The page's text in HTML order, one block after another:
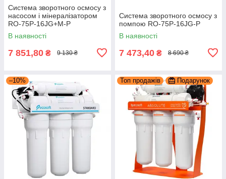
Система зворотного осмосу з
насосом і мінералізатором
RO-75P-16JG+М-P
В наявності
7 851,80 ₴ 9 130 ₴
Система зворотного осмосу з
помпою RO-75P-16JG-P
В наявності
7 473,40 ₴ 8 690 ₴
–10% Топ продажів Подарунок